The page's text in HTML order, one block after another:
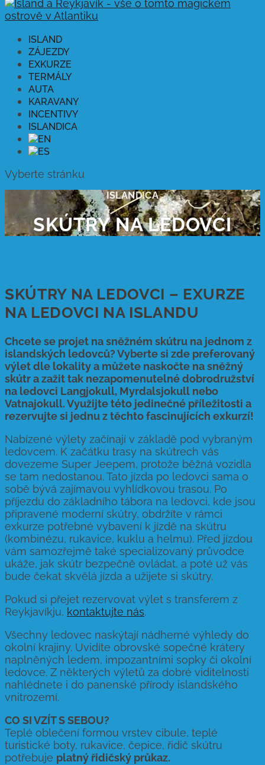
ISLAND
ZÁJEZDY
EXKURZE
TERMÁLY
AUTA
KARAVANY
INCENTIVY
ISLANDICA
Vyberte stránku
ISLANDICA
SKÚTRY NA LEDOVCI
SKÚTRY NA LEDOVCI – EXURZE
NA LEDOVCI NA ISLANDU
Chcete se projet na sněžném skútru na jednom z
islandských ledovců? Vyberte si zde preferovaný
výlet dle lokality a můžete naskočte na sněžný
skútr a zažit tak nezapomenutelné dobrodružství
na ledovci Langjokull, Myrdalsjokull nebo
Vatnajokull. Využijte této jedinečné příležitosti a
rezervujte si jednu z těchto fascinujících exkurzí!
Nabízené výlety začínají v základě pod vybraným
ledovcem. K začátku trasy na skútrech vás
dovezeme Super Jeepem, protože běžná vozidla
se tam nedostanou. Tato jízda po ledovci sama o
sobě bývá zajímavou vyhlídkovou trasou. Po
příjezdu do základního tábora na ledovci, kde jsou
připravené moderní skútry, obdržíte v rámci
exkurze potřebné vybavení k jízdě na skútru
(kombinézu, rukavice, kuklu a helmu). Před jízdou
vám samozřejmě také specializovaný průvodce
ukáže, jak skútr bezpečně ovládat, a poté už vás
bude čekat skvělá jízda a užijete si skútry.
Pokud si přejet rezervovat výlet s transferem z
Reykjavíkju, kontaktujte nás.
Všechny ledovec naskýtají nádherné výhledy do
okolní krajiny. Uvidíte obrovské sopečné krátery
naplněných ledem, impozantními sopky či okolní
ledovce. Z některých výletů za dobré viditelnosti
nahlédnete i do panenské přírody islandského
vnitrozemí.
CO SI VZÍT S SEBOU?
Teplé oblečení formou vrstev cibule, teplé
turistické boty, rukavice, čepice, řidič skútru
potřebuje platný řidičský průkaz.